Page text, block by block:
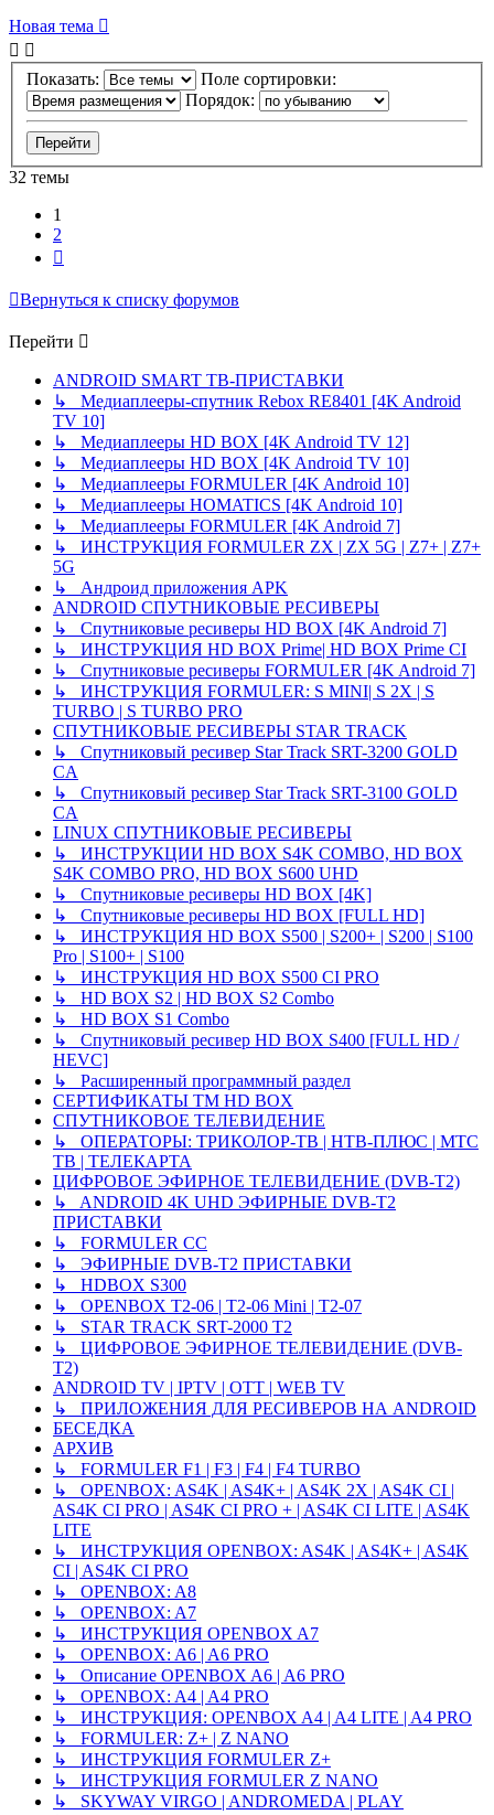
Новая тема
Показать:
Поле сортировки:
Порядок:
32 темы
1
2
Вернуться к списку форумов
Перейти
ANDROID SMART ТВ-ПРИСТАВКИ
↳ Медиаплееры-спутник Rebox RE8401 [4K Android
TV 10]
↳ Медиаплееры HD BOX [4K Android TV 12]
↳ Медиаплееры HD BOX [4K Android TV 10]
↳ Медиаплееры FORMULER [4K Android 10]
↳ Медиаплееры HOMATICS [4K Android 10]
↳ Медиаплееры FORMULER [4K Android 7]
↳ ИНСТРУКЦИЯ FORMULER ZX | ZX 5G | Z7+ | Z7+
5G
↳ Андроид приложения APK
ANDROID СПУТНИКОВЫЕ РЕСИВЕРЫ
↳ Спутниковые ресиверы HD BOX [4K Android 7]
↳ ИНСТРУКЦИЯ HD BOX Prime| HD BOX Prime CI
↳ Спутниковые ресиверы FORMULER [4K Android 7]
↳ ИНСТРУКЦИЯ FORMULER: S MINI| S 2X | S
TURBO | S TURBO PRO
СПУТНИКОВЫЕ РЕСИВЕРЫ STAR TRACK
↳ Спутниковый ресивер Star Track SRT-3200 GOLD
CA
↳ Спутниковый ресивер Star Track SRT-3100 GOLD
CA
LINUX СПУТНИКОВЫЕ РЕСИВЕРЫ
↳ ИНСТРУКЦИИ HD BOX S4K COMBO, HD BOX
S4K COMBO PRO, HD BOX S600 UHD
↳ Спутниковые ресиверы HD BOX [4K]
↳ Спутниковые ресиверы HD BOX [FULL HD]
↳ ИНСТРУКЦИЯ HD BOX S500 | S200+ | S200 | S100
Pro | S100+ | S100
↳ ИНСТРУКЦИЯ HD BOX S500 CI PRO
↳ HD BOX S2 | HD BOX S2 Combo
↳ HD BOX S1 Combo
↳ Спутниковый ресивер HD BOX S400 [FULL HD /
HEVC]
↳ Расширенный программный раздел
СЕРТИФИКАТЫ TM HD BOX
СПУТНИКОВОЕ ТЕЛЕВИДЕНИЕ
↳ ОПЕРАТОРЫ: ТРИКОЛОР-ТВ | НТВ-ПЛЮС | МТС
ТВ | ТЕЛЕКАРТА
ЦИФРОВОЕ ЭФИРНОЕ ТЕЛЕВИДЕНИЕ (DVB-T2)
↳ ANDROID 4K UHD ЭФИРНЫЕ DVB-T2
ПРИСТАВКИ
↳ FORMULER CC
↳ ЭФИРНЫЕ DVB-T2 ПРИСТАВКИ
↳ HDBOX S300
↳ OPENBOX T2-06 | T2-06 Mini | T2-07
↳ STAR TRACK SRT-2000 T2
↳ ЦИФРОВОЕ ЭФИРНОЕ ТЕЛЕВИДЕНИЕ (DVB-
T2)
ANDROID TV | IPTV | OTT | WEB TV
↳ ПРИЛОЖЕНИЯ ДЛЯ РЕСИВЕРОВ НА ANDROID
БЕСЕДКА
АРХИВ
↳ FORMULER F1 | F3 | F4 | F4 TURBO
↳ OPENBOX: AS4K | AS4K+ | AS4K 2X | AS4K CI |
AS4K CI PRO | AS4K CI PRO + | AS4K CI LITE | AS4K
LITE
↳ ИНСТРУКЦИЯ OPENBOX: AS4K | AS4K+ | AS4K
CI | AS4K CI PRO
↳ OPENBOX: A8
↳ OPENBOX: A7
↳ ИНСТРУКЦИЯ OPENBOX A7
↳ OPENBOX: A6 | A6 PRO
↳ Описание OPENBOX A6 | A6 PRO
↳ OPENBOX: A4 | A4 PRO
↳ ИНСТРУКЦИЯ: OPENBOX A4 | A4 LITE | A4 PRO
↳ FORMULER: Z+ | Z NANO
↳ ИНСТРУКЦИЯ FORMULER Z+
↳ ИНСТРУКЦИЯ FORMULER Z NANO
↳ SKYWAY VIRGO | ANDROMEDA | PLAY